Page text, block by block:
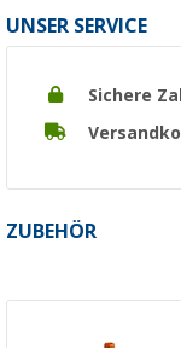
UNSER SERVICE
Sichere
ZUBEHÖR